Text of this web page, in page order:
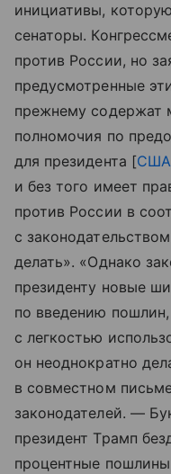
инициативы,
сенаторы.
против России, но
предусмотренные
прежнему содержат
полномочия по
для президента [США
и без того имеет
против России в
с
делать». «Однако
президенту новые
по введению
с легкостью
он неоднократно
в совместном
законодателей. —
президент Трамп
процентные